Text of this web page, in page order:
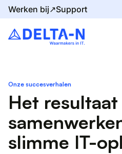
Werken bij↗Support
Home Succesverhalen
Onze succesverhalen
Het resultaat
slimme IT-